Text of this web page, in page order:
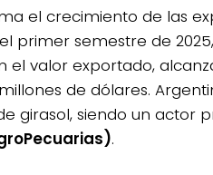
el crecimiento de las
primer semestre de
el valor exportado,
de dólares.
girasol, siendo un actor
.